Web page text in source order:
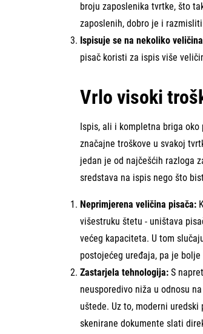
broju zaposlenika tvrtke, što
zaposlenih, dobro je i
Ispisuje se na nekoliko
pisač koristi za ispis više
Vrlo visoki
Ispis, ali i kompletna briga
značajne troškove u svakoj
jedan je od najčešćih razloga
sredstava na ispis nego što
Neprimjerena veličina pisača:
višestruku štetu - uništava
većeg kapaciteta. U tom
postojećeg uređaja, pa je
Zastarjela tehnologija: S
neusporedivo niža u odnosu
uštede. Uz to, moderni
skenirane dokumente slati